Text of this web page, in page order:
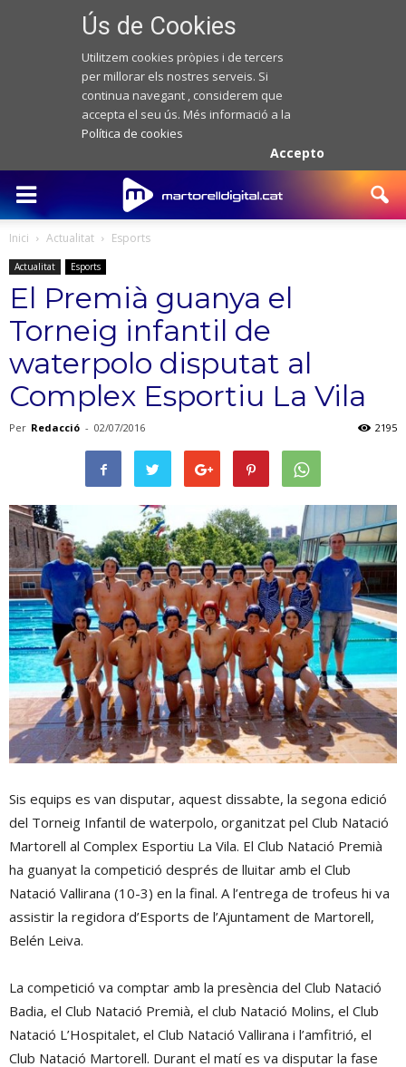
Ús de Cookies
Utilitzem cookies pròpies i de tercers
per millorar els nostres serveis. Si
continua navegant , considerem que
accepta el seu ús. Més informació a la
Política de cookies
Accepto
Inici Actualitat Esports
Actualitat Esports
El Premià guanya el
Torneig infantil de
waterpolo disputat al
Complex Esportiu La Vila
Per Redacció - 02/07/2016 2195
Sis equips es van disputar, aquest dissabte, la segona edició
del Torneig Infantil de waterpolo, organitzat pel Club Natació
Martorell al Complex Esportiu La Vila. El Club Natació Premià
ha guanyat la competició després de lluitar amb el Club
Natació Vallirana (10-3) en la final. A l’entrega de trofeus hi va
assistir la regidora d’Esports de l’Ajuntament de Martorell,
Belén Leiva.
La competició va comptar amb la presència del Club Natació
Badia, el Club Natació Premià, el club Natació Molins, el Club
Natació L’Hospitalet, el Club Natació Vallirana i l’amfitrió, el
Club Natació Martorell. Durant el matí es va disputar la fase